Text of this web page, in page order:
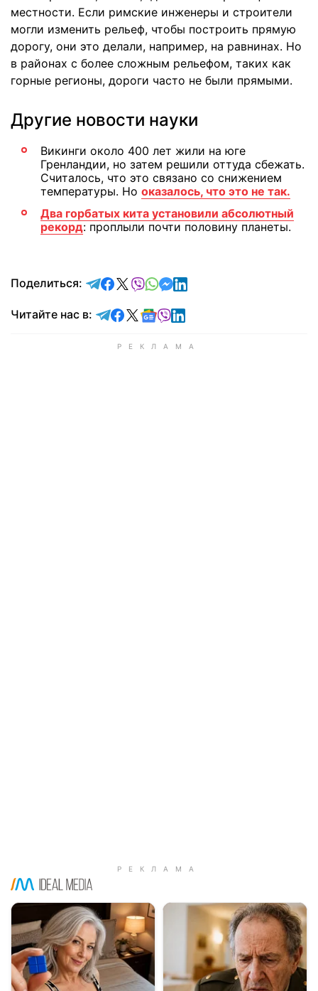
местности. Если римские инженеры и строители
могли изменить рельеф, чтобы построить прямую
дорогу, они это делали, например, на равнинах. Но
в районах с более сложным рельефом, таких как
горные регионы, дороги часто не были прямыми.
Другие новости науки
Викинги около 400 лет жили на юге
Гренландии, но затем решили оттуда сбежать.
Считалось, что это связано со снижением
температуры. Но оказалось, что это не так.
Два горбатых кита установили абсолютный
рекорд: проплыли почти половину планеты.
Поделиться: отправить в Telegram
поделиться в Facebook
поделиться в X
отправить в Viber
отправить в Whatsapp
отправить в Messenger
отправить в LinkedIn
Читайте нас в: Читайте в Telegram
Читайте в Facebook
Читайте в X
Читайте в Google news
Читайте в Viber
Читайте в LinkedIn